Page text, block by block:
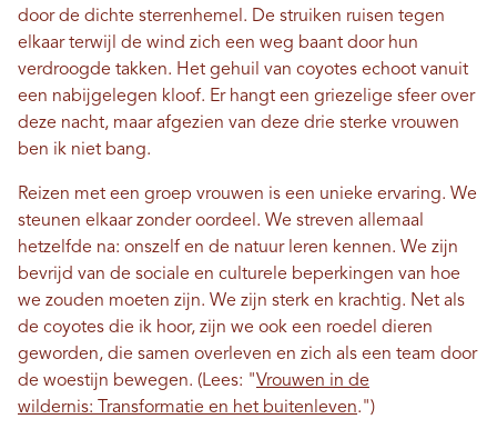
door de dichte sterrenhemel. De struiken ruisen tegen
elkaar terwijl de wind zich een weg baant door hun
verdroogde takken. Het gehuil van coyotes echoot vanuit
een nabijgelegen kloof. Er hangt een griezelige sfeer over
deze nacht, maar afgezien van deze drie sterke vrouwen
ben ik niet bang.
Reizen met een groep vrouwen is een unieke ervaring. We
steunen elkaar zonder oordeel. We streven allemaal
hetzelfde na: onszelf en de natuur leren kennen. We zijn
bevrijd van de sociale en culturele beperkingen van hoe
we zouden moeten zijn. We zijn sterk en krachtig. Net als
de coyotes die ik hoor, zijn we ook een roedel dieren
geworden, die samen overleven en zich als een team door
de woestijn bewegen. (Lees: "Vrouwen in de
wildernis: Transformatie en het buitenleven.")